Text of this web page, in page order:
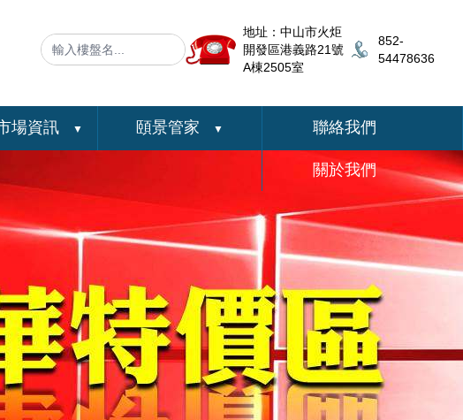
地址：中山市火炬
開發區港義路21號
A棟2505室
852-
54478636
場資訊 ▼ 頤景管家 ▼ 聯絡我們
關於我們